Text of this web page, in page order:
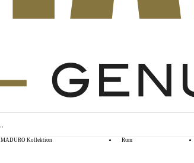
MADURO Kollektion Rum